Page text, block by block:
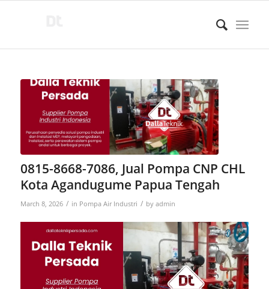
0815-8668-7086, Jual Pompa CNP CHL
Kota Agandugume Papua Tengah
March 8, 2026 / in Pompa Air Industri / by admin